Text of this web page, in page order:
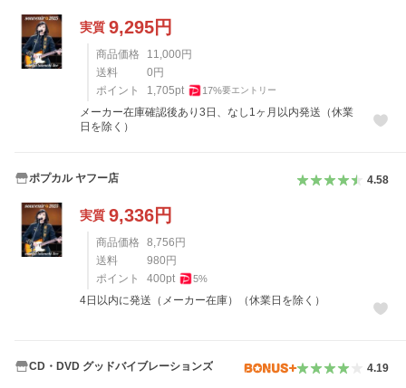
実質 9,295円
商品価格 11,000 円
送料
0 円
ポイント
1,705pt 17%要エントリー
メーカー在庫確認後あり3日、なし1ヶ月以内発送（休業
日を除く）
ポプカル ヤフー店 4.58
実質 9,336円
商品価格 8,756 円
送料
980 円
ポイント
400pt 5%
4日以内に発送（メーカー在庫）（休業日を除く）
CD・DVD グッドバイブレーションズ 4.19